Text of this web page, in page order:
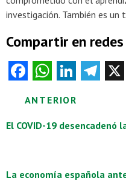
investigación. También es un
Compartir en
Fa
ce
b
o
k
W
ha
ts
A
p
Li
dI
Te
a
Posts
navigation
ANTERIOR
El COVID-19
La economía española